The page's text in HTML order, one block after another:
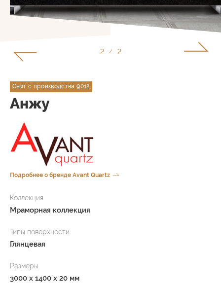
1 / 2
Снят с производства 9012
Анжу
Подробнее о бренде Avant Quartz
Коллекция
Мраморная коллекция
Типы поверхности
Глянцевая
Размеры
3000 x 1400 x 20 мм